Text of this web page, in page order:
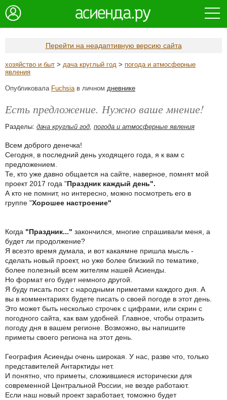
Перейти на неадаптивную версию сайта
хозяйство и быт > дача круглый год > погода и атмосферные
явления
Опубликовала Fuchsiaв личном дневнике
Есть предложение. Нужно ваше мнение!
Разделы: дача круглый год, погода и атмосферные явления
Всем доброго денечка!
Сегодня, в последний день уходящего года, я к вам с
предложением.
Те, кто уже давно общается на сайте, наверное, помнят мой
проект 2017 года "Праздник каждый день".
А кто не помнит, но интересно, можно посмотреть его в
группе "Хорошее настроение"
Когда "Праздник..." закончился, многие спрашивали меня, а
будет ли продолжение?
Я всеэто время думала, и вот какаямне пришла мысль -
сделать новый проект, но уже более близкий по тематике,
более полезный всем жителям нашей Асиенды.
Но формат его будет немного другой.
Я буду писать пост с народными приметами каждого дня. А
вы в комментариях будете писать о своей погоде в этот день.
Это может быть несколько строчек с цифрами, или скрин с
погодного сайта, как вам удобней. Главное, чтобы отразить
погоду дня в вашем регионе. Возможно, вы напишите
приметы своего региона на этот день.
География Асиенды очень широкая. У нас, разве что, только
представителей Антарктиды нет.
И понятно, что приметы, сложившиеся исторически для
современной Центральной России, не везде работают.
Если наш новый проект заработает, томожно будет